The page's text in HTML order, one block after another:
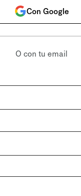
Con Google
O con tu email